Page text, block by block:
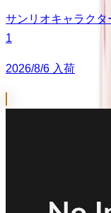
サンリオキャラク
1
2026/8/6 入荷